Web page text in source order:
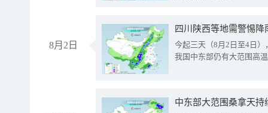
8月2日
今起三天（8月2日至4日
我国中东部仍有大范围高
中东部大范围桑拿天